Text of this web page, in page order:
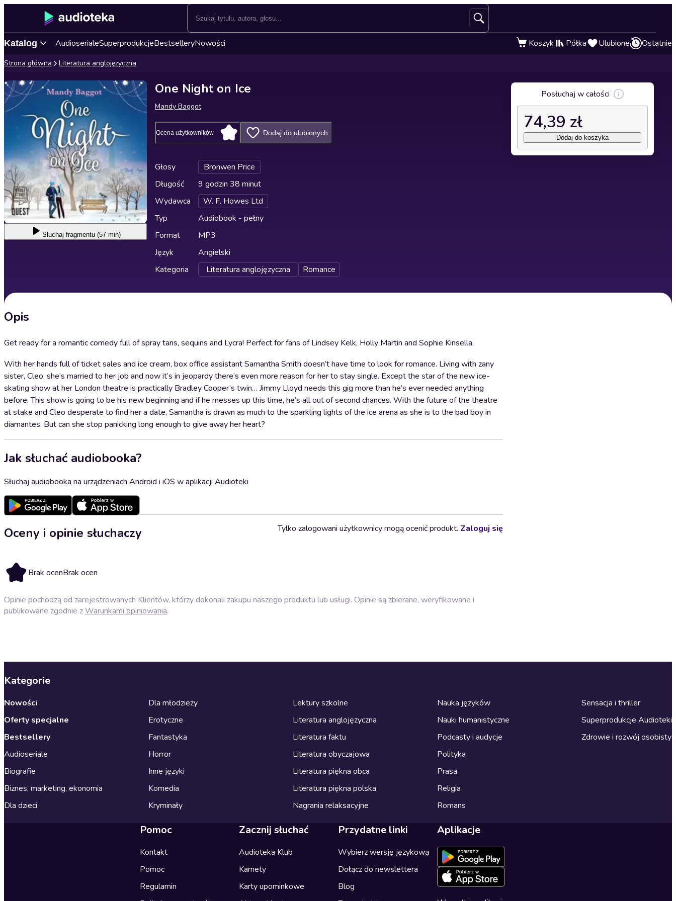
Katalog AudioserialeSuperprodukcjeBestselleryNowości Koszyk Półka Ulubione Ostatnie
Strona główna Literatura anglojęzyczna
Słuchaj fragmentu (57 min)
One Night on Ice
Mandy Baggot
Ocena użytkowników Dodaj do ulubionych
Głosy
Bronwen Price
Długość
9 godzin 38 minut
Wydawca
W. F. Howes Ltd
Typ
Audiobook - pełny
Format
MP3
Język
Angielski
Kategoria
Literatura anglojęzyczna Romance
Opis
Get ready for a romantic comedy full of spray tans, sequins and Lycra! Perfect for fans of Lindsey Kelk, Holly Martin and Sophie Kinsella.
With her hands full of ticket sales and ice cream, box office assistant Samantha Smith doesn’t have time to look for romance. Living with zany
sister, Cleo, she’s married to her job and now it’s in jeopardy there’s even more reason for her to stay single. Except the star of the new ice-
skating show at her London theatre is practically Bradley Cooper’s twin… Jimmy Lloyd needs this gig more than he’s ever needed anything
before. This show is going to be his new beginning and if he messes up this time, he’s all out of second chances. With the future of the theatre
at stake and Cleo desperate to find her a date, Samantha is drawn as much to the sparkling lights of the ice arena as she is to the bad boy in
diamantes. But can she stop panicking long enough to give away her heart?
Jak słuchać audiobooka?
Słuchaj audiobooka na urządzeniach Android i iOS w aplikacji Audioteki
Oceny i opinie słuchaczy
Brak ocenBrak ocen
Tylko zalogowani użytkownicy mogą ocenić produkt. Zaloguj się
Opinie pochodzą od zarejestrowanych Klientów, którzy dokonali zakupu naszego produktu lub usługi. Opinie są zbierane, weryfikowane i
publikowane zgodnie zWarunkami opiniowania.
Posłuchaj w całości
74,39 zł
Dodaj do koszyka
Kategorie
Nowości
Oferty specjalne
Bestsellery
Audioseriale
Biografie
Biznes, marketing, ekonomia
Dla dzieci
Dla młodzieży
Erotyczne
Fantastyka
Horror
Inne języki
Komedia
Kryminały
Lektury szkolne
Literatura anglojęzyczna
Literatura faktu
Literatura obyczajowa
Literatura piękna obca
Literatura piękna polska
Nagrania relaksacyjne
Nauka języków
Nauki humanistyczne
Podcasty i audycje
Polityka
Prasa
Religia
Romans
Sensacja i thriller
Superprodukcje Audioteki
Zdrowie i rozwój osobisty
Pomoc
Kontakt
Pomoc
Regulamin
Zacznij słuchać
Audioteka Klub
Karnety
Karty upominkowe
Przydatne linki
Wybierz wersję językową
Dołącz do newslettera
Blog
Aplikacje